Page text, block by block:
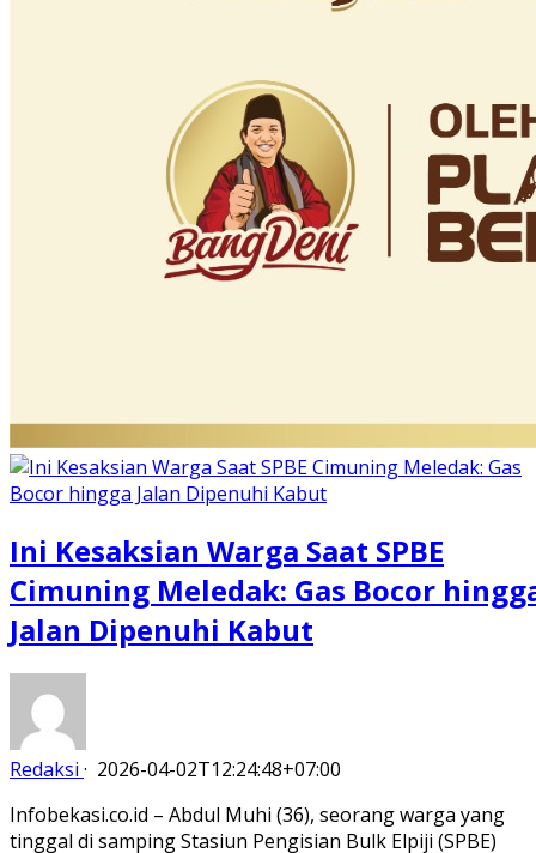
Ini Kesaksian Warga Saat SPBE
Cimuning Meledak: Gas Bocor
Jalan Dipenuhi Kabut
Redaksi · 2026-04-02T12:24:48+07:00
Infobekasi.co.id – Abdul Muhi (36), seorang warga yang
tinggal di samping Stasiun Pengisian Bulk Elpiji (SPBE)